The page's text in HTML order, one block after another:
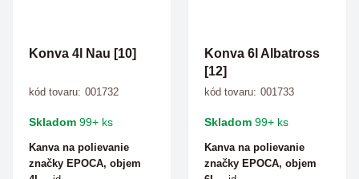
Konva 4l Nau [10]
kód tovaru: 001732
Skladom 99+ ks
Kanva na polievanie
značky EPOCA, objem
Konva 6l Albatross
[12]
kód tovaru: 001733
Skladom 99+ ks
Kanva na polievanie
značky EPOCA, objem